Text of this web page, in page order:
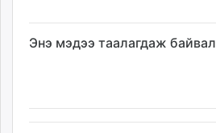
Энэ мэдээ таалагдаж байвал